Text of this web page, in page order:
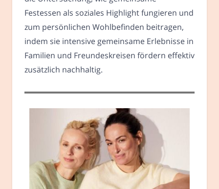
Festessen als soziales Highlight fungieren und
zum persönlichen Wohlbefinden beitragen,
indem sie intensive gemeinsame Erlebnisse in
Familien und Freundeskreisen fördern effektiv
zusätzlich nachhaltig.